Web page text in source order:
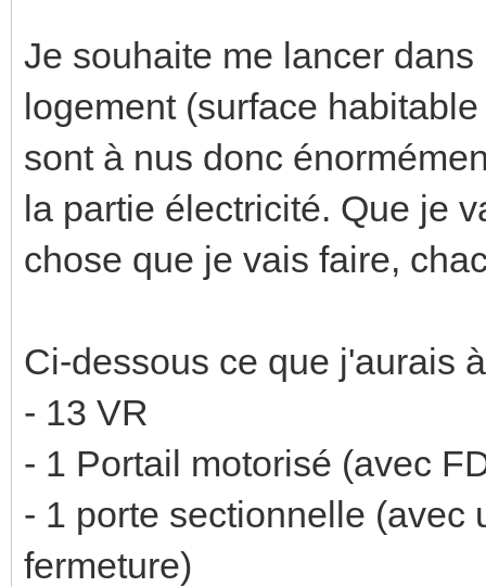
Je souhaite me lancer
logement (surface
sont à nus donc
la partie électricité. Que je
chose que je vais faire,
Ci-dessous ce que j'aurais
- 13 VR
- 1 Portail motorisé (avec
- 1 porte sectionnelle (avec
fermeture)